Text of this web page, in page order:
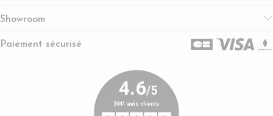
Showroom
Paiement sécurisé